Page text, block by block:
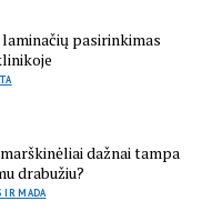
pasirinkimas
dažnai tampa
drabužiu?
IR MADA